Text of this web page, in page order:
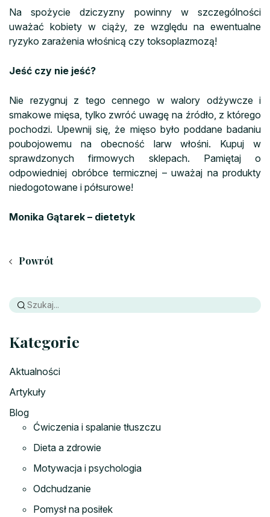
Na spożycie dziczyzny powinny w szczególności
uważać kobiety w ciąży, ze względu na ewentualne
ryzyko zarażenia włośnicą czy toksoplazmozą!
Jeść czy nie jeść?
Nie rezygnuj z tego cennego w walory odżywcze i
smakowe mięsa, tylko zwróć uwagę na źródło, z którego
pochodzi. Upewnij się, że mięso było poddane badaniu
poubojowemu na obecność larw włośni. Kupuj w
sprawdzonych firmowych sklepach. Pamiętaj o
odpowiedniej obróbce termicznej – uważaj na produkty
niedogotowane i półsurowe!
Monika Gątarek – dietetyk
Powrót
Kategorie
Aktualności
Artykuły
Blog
Ćwiczenia i spalanie tłuszczu
Dieta a zdrowie
Motywacja i psychologia
Odchudzanie
Pomysł na posiłek